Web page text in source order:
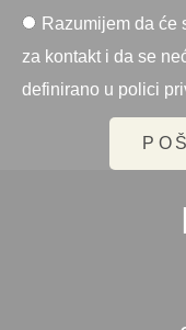
Razumijem da će
za kontakt i da se
definirano u polici